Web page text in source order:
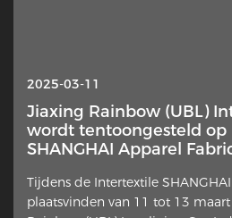
2025-10-13
Interlining — Waarom
laag plotseling in de
Een subtiel element van
hernieuwde aandacht van
branchecommentatoren. De
2025-03-11
Jiaxing Rainbow (UBL)
wordt tentoongesteld op
SHANGHAI Apparel
Tijdens de Intertextile
plaatsvinden van 11 tot 13